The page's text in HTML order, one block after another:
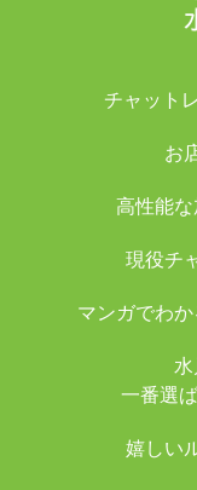
チャット
お
高性能な
現役チ
マンガでわか
一番選
嬉しい